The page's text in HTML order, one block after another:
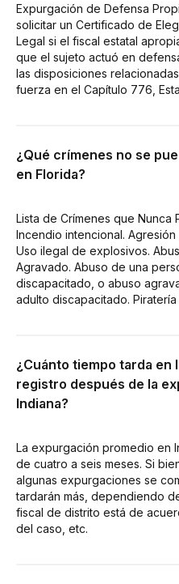
Expurgación de Defensa
solicitar un Certificado de
Legal si el fiscal estatal
que el sujeto actuó en
las disposiciones
fuerza en el Capítulo 776,
¿Qué crímenes no se
en Florida?
Lista de Crímenes que
Incendio intencional.
Uso ilegal de explosivos.
Agravado. Abuso de una
discapacitado, o abuso
adulto discapacitado.
¿Cuánto tiempo tarda en
registro después de la
Indiana?
La expurgación promedio en
de cuatro a seis meses. Si
algunas expurgaciones se
tardarán más, dependiendo
fiscal de distrito está de
del caso, etc.